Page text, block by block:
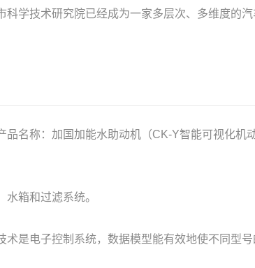
学技术研究院已经成为一家多层次、多维度的
名称：加国加能水助动机（CK-Y智能可视化机
箱和过滤系统。
是电子控制系统，数据模型能有效地使不同型